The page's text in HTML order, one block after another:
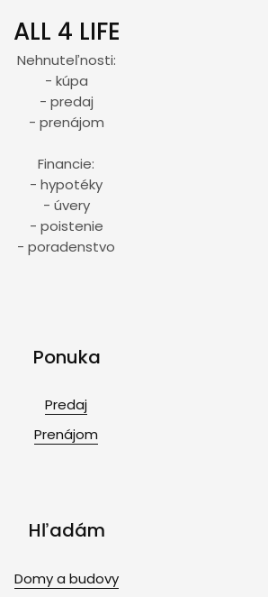
ALL 4 LIFE
Nehnuteľnosti:
- kúpa
- predaj
- prenájom
Financie:
- hypotéky
- úvery
- poistenie
- poradenstvo
Ponuka
Predaj
Prenájom
Hľadám
Domy a budovy